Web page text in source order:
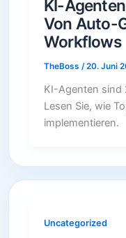
KI-
Von Auto-
Workflows
TheBoss /20. Juni
KI-Agenten sind
Lesen Sie, wie
implementieren.
Uncategorized